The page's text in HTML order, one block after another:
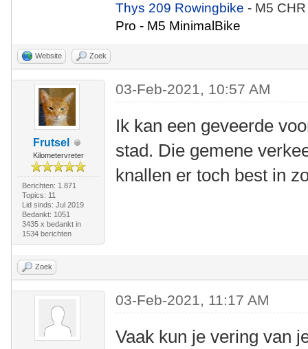
Thys 209 Rowingbike- M5
Pro - M5 MinimalBike
Website Zoek
Frutsel
Kilometervreter
Berichten: 1.871
Topics: 11
Lid sinds: Jul 2019
Bedankt: 1051
3435 x bedankt in
1534 berichten
03-Feb-2021, 10:57 AM
Ik kan een geveerde
stad. Die gemene
knallen er toch best in
Zoek
03-Feb-2021, 11:17 AM
Vaak kun je vering van